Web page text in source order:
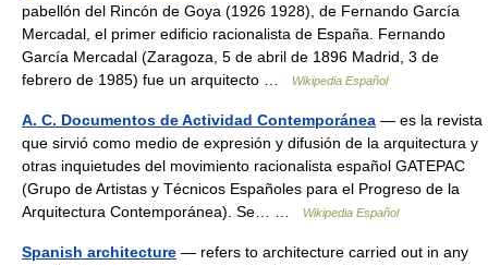
pabellón del Rincón de Goya (1926 1928), de Fernando García
Mercadal, el primer edificio racionalista de España. Fernando
García Mercadal (Zaragoza, 5 de abril de 1896 Madrid, 3 de
febrero de 1985) fue un arquitecto …
Wikipedia Español
A. C. Documentos de Actividad Contemporánea — es la revista
que sirvió como medio de expresión y difusión de la arquitectura y
otras inquietudes del movimiento racionalista español GATEPAC
(Grupo de Artistas y Técnicos Españoles para el Progreso de la
Arquitectura Contemporánea). Se… …
Wikipedia Español
Spanish architecture — refers to architecture carried out in any